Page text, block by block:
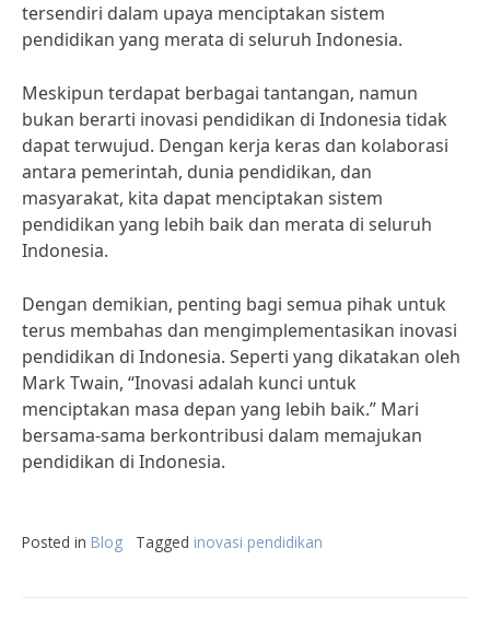
tersendiri dalam upaya menciptakan sistem
pendidikan yang merata di seluruh Indonesia.
Meskipun terdapat berbagai tantangan, namun
bukan berarti inovasi pendidikan di Indonesia tidak
dapat terwujud. Dengan kerja keras dan kolaborasi
antara pemerintah, dunia pendidikan, dan
masyarakat, kita dapat menciptakan sistem
pendidikan yang lebih baik dan merata di seluruh
Indonesia.
Dengan demikian, penting bagi semua pihak untuk
terus membahas dan mengimplementasikan inovasi
pendidikan di Indonesia. Seperti yang dikatakan oleh
Mark Twain, “Inovasi adalah kunci untuk
menciptakan masa depan yang lebih baik.” Mari
bersama-sama berkontribusi dalam memajukan
pendidikan di Indonesia.
Posted in Blog Tagged inovasi pendidikan